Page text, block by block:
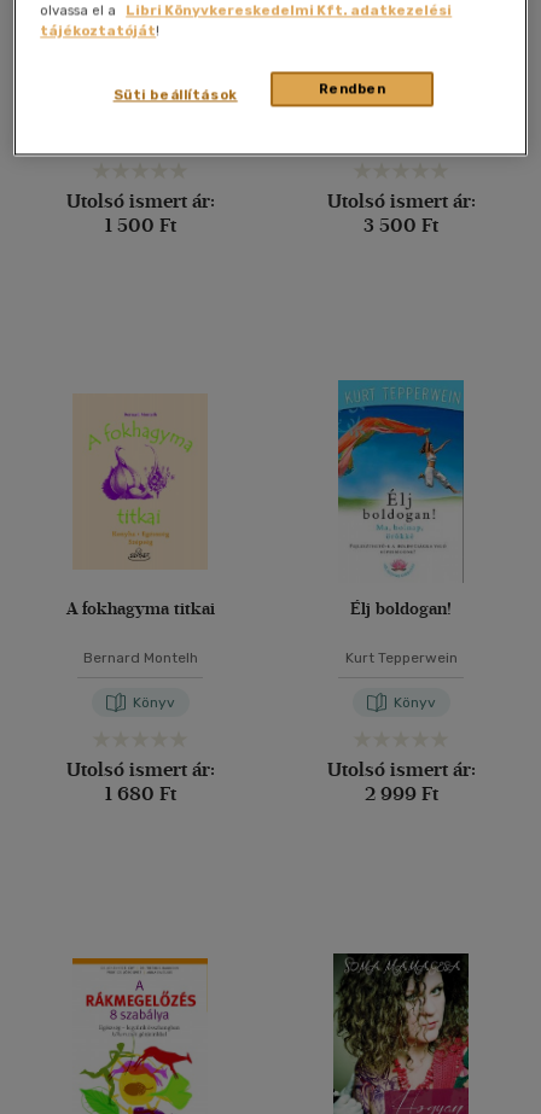
(26)
(6)
Meglepő sikerű gyógyítás
Dr. Halász Henrik
Utolsó ismert ár:
1 500 Ft
Peter Germann
Germann
Utolsó ismert ár:
3 500 Ft
A fokhagyma titkai
Bernard Montelh
Könyv
Utolsó ismert ár:
1 680 Ft
Élj boldogan!
Kurt Tepperwein
Könyv
Utolsó ismert ár:
2 999 Ft
olvassa el a
Libri Könyvkereskedelmi Kft. adatkezelési
tájékoztatóját!
Rendben
Süti beállítások